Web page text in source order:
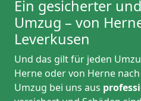
Ein gesicherter
Umzug – von
Leverkusen
Und das gilt für jeden
Herne oder von Herne
Umzug bei uns aus